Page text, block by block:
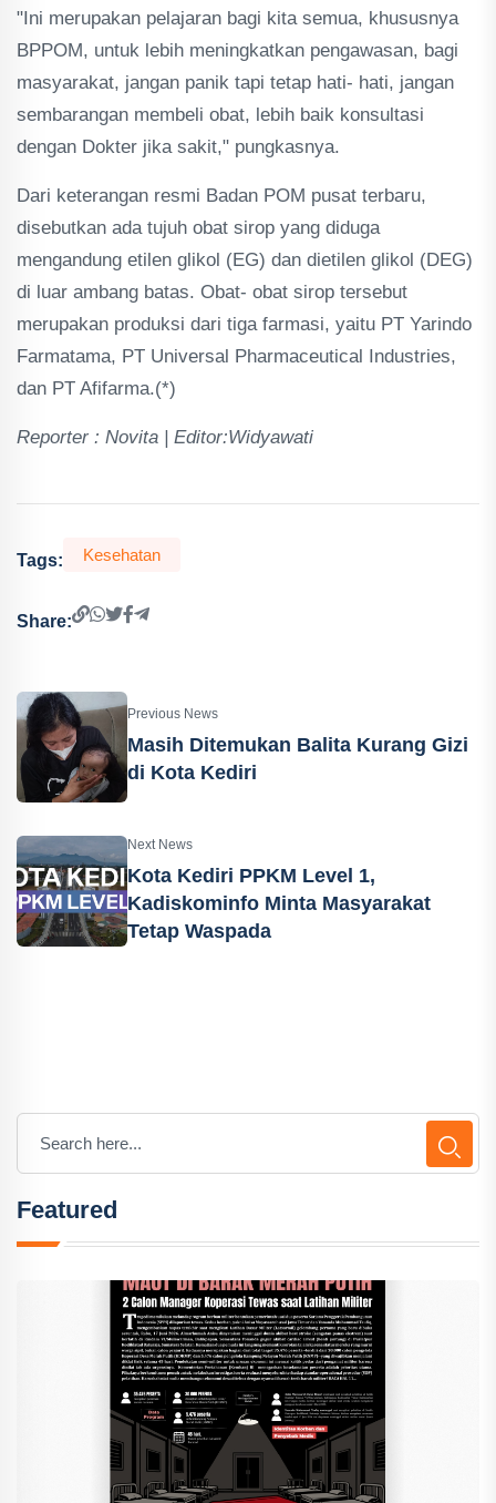
"Ini merupakan pelajaran bagi kita semua, khususnya
BPPOM, untuk lebih meningkatkan pengawasan, bagi
masyarakat, jangan panik tapi tetap hati- hati, jangan
sembarangan membeli obat, lebih baik konsultasi
dengan Dokter jika sakit," pungkasnya.
Dari keterangan resmi Badan POM pusat terbaru,
disebutkan ada tujuh obat sirop yang diduga
mengandung etilen glikol (EG) dan dietilen glikol (DEG)
di luar ambang batas. Obat- obat sirop tersebut
merupakan produksi dari tiga farmasi, yaitu PT Yarindo
Farmatama, PT Universal Pharmaceutical Industries,
dan PT Afifarma.(*)
Reporter : Novita | Editor:Widyawati
Tags: Kesehatan
Share:
Previous News
Masih Ditemukan Balita Kurang Gizi
di Kota Kediri
Next News
Kota Kediri PPKM Level 1,
Kadiskominfo Minta Masyarakat
Tetap Waspada
Featured